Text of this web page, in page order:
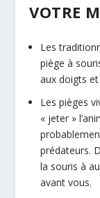
VOTRE
Les
piège à
aux doigts
Les pièges
« jeter »
prédateurs.
la souris à
avant vous.